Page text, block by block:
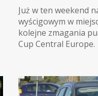
Już w ten weekend
wyścigowym w
kolejne zmagania
Cup Central Europe.